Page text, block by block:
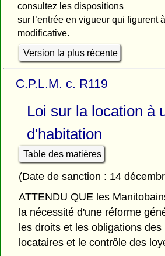
consultez les dispositions
sur l’entrée en vigueur qui figurent
modificative.
Version la plus récente
C.P.L.M. c. R119
Loi sur la location à
d'habitation
Table des matières
(Date de sanction : 14
ATTENDU QUE les
la nécessité d'une réforme
les droits et les obligations
locataires et le contrôle des